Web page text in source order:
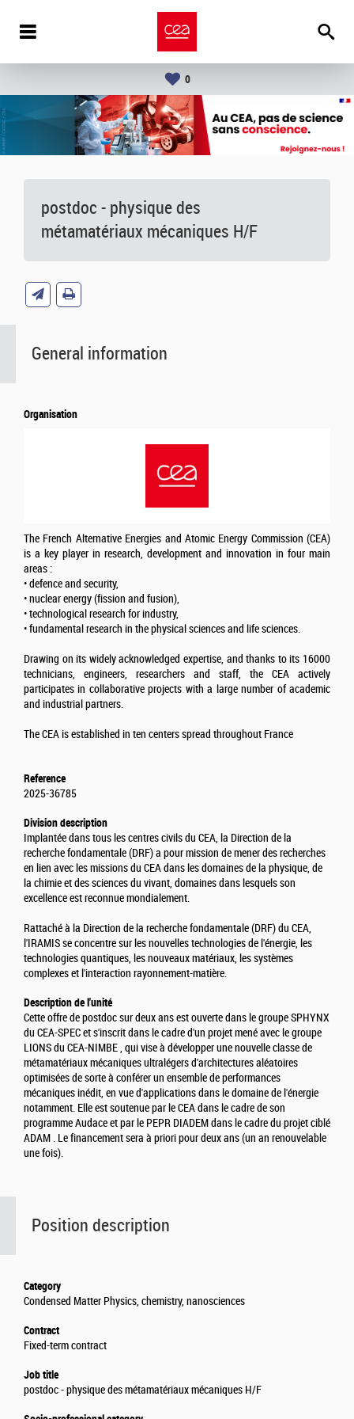
0
postdoc - physique des
métamatériaux mécaniques H/F
Position description
Category
Condensed Matter Physics, chemistry, nanosciences
Contract
Fixed-term contract
Job title
postdoc - physique des métamatériaux mécaniques H/F
General information
Organisation
The French Alternative Energies and Atomic Energy Commission (CEA)
is a key player in research, development and innovation in four main
areas :
• defence and security,
• nuclear energy (fission and fusion),
• technological research for industry,
• fundamental research in the physical sciences and life sciences.
Drawing on its widely acknowledged expertise, and thanks to its 16000
technicians, engineers, researchers and staff, the CEA actively
participates in collaborative projects with a large number of academic
and industrial partners.
The CEA is established in ten centers spread throughout France
Reference
2025-36785
Division description
Implantée dans tous les centres civils du CEA, la Direction de la
recherche fondamentale (DRF) a pour mission de mener des recherches
en lien avec les missions du CEA dans les domaines de la physique, de
la chimie et des sciences du vivant, domaines dans lesquels son
excellence est reconnue mondialement.
Rattaché à la Direction de la recherche fondamentale (DRF) du CEA,
l'IRAMIS se concentre sur les nouvelles technologies de l'énergie, les
technologies quantiques, les nouveaux matériaux, les systèmes
complexes et l'interaction rayonnement-matière.
Description de l'unité
Cette offre de postdoc sur deux ans est ouverte dans le groupe SPHYNX
du CEA-SPEC et s'inscrit dans le cadre d'un projet mené avec le groupe
LIONS du CEA-NIMBE , qui vise à développer une nouvelle classe de
métamatériaux mécaniques ultralégers d'architectures aléatoires
optimisées de sorte à conférer un ensemble de performances
mécaniques inédit, en vue d'applications dans le domaine de l'énergie
notamment. Elle est soutenue par le CEA dans le cadre de son
programme Audace et par le PEPR DIADEM dans le cadre du projet ciblé
ADAM . Le financement sera à priori pour deux ans (un an renouvelable
une fois).